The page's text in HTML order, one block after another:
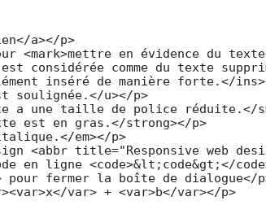
a></p>
<mark>mettre en évidence du
considérée comme du texte
inséré de manière forte.</
soulignée.</u></p>
a une taille de police réduite.</
est en gras.</strong></p>
em></p>
<abbr title="Responsive web
en ligne <code>&lt;code&gt;</
pour fermer la boîte de dialogue</
var> + <var>b</var></p>